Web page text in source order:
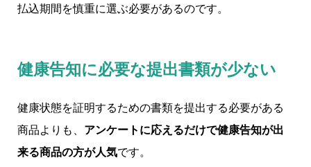
払込期間を慎重に選ぶ必要があるのです。
健康告知に必要な提出書類が少ない
健康状態を証明するための書類を提出する必要がある
商品よりも、 アンケートに応えるだけで健康告知が出
来る商品の方が人気です。